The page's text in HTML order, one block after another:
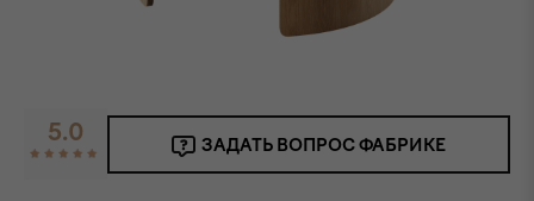
5.0 ЗАДАТЬ ВОПРОС ФАБРИКЕ